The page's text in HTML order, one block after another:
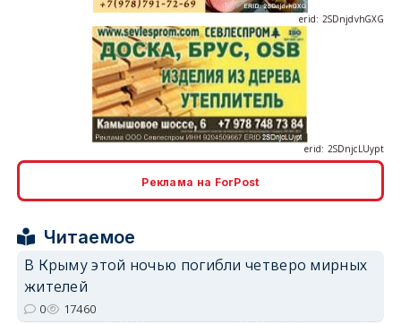
erid: 2SDnjcrDNw6
Реклама на ForPost
Читаемое
В Крыму этой ночью погибли четверо мирных
жителей
0 17460